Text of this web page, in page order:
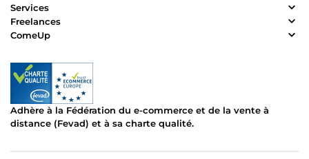
Services
Freelances
ComeUp
Adhère à la Fédération du e-commerce et de la vente à
distance (Fevad) et à sa charte qualité.